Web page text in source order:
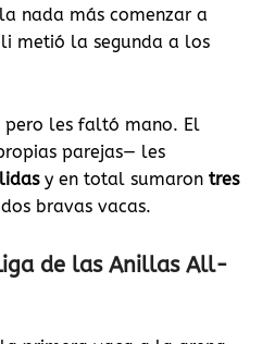
nada más comenzar a
metió la segunda a los
pero les faltó mano. El
parejas— les
y en total sumaron tres
bravas vacas.
de las Anillas All-